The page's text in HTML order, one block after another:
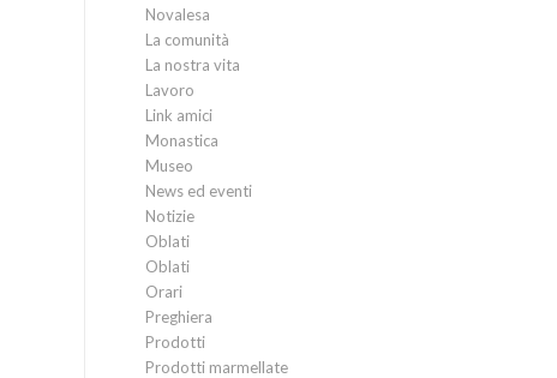
Novalesa
La comunità
La nostra vita
Lavoro
Link amici
Monastica
Museo
News ed eventi
Notizie
Oblati
Oblati
Orari
Preghiera
Prodotti
Prodotti marmellate